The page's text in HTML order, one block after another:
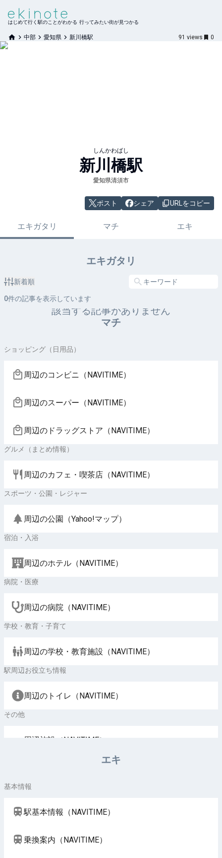
はじめて行く駅のことがわかる 行ってみたい街が見つかる
中部 愛知県 新川橋駅 91 views 0
しんかわばし
新川橋駅
愛知県清須市
ポスト シェア URLをコピー
エキガタリ マチ エキ
エキガタリ
新着順
0件の記事を表示しています
該当する記事がありません
マチ
ショッピング（日用品）
周辺のコンビニ（NAVITIME）
周辺のスーパー（NAVITIME）
周辺のドラッグストア（NAVITIME）
グルメ（まとめ情報）
周辺のカフェ・喫茶店（NAVITIME）
スポーツ・公園・レジャー
周辺の公園（Yahoo!マップ）
宿泊・入浴
周辺のホテル（NAVITIME）
病院・医療
周辺の病院（NAVITIME）
学校・教育・子育て
周辺の学校・教育施設（NAVITIME）
駅周辺お役立ち情報
周辺のトイレ（NAVITIME）
その他
周辺施設（NAVITIME）
エキ
基本情報
駅基本情報（NAVITIME）
乗換案内（NAVITIME）